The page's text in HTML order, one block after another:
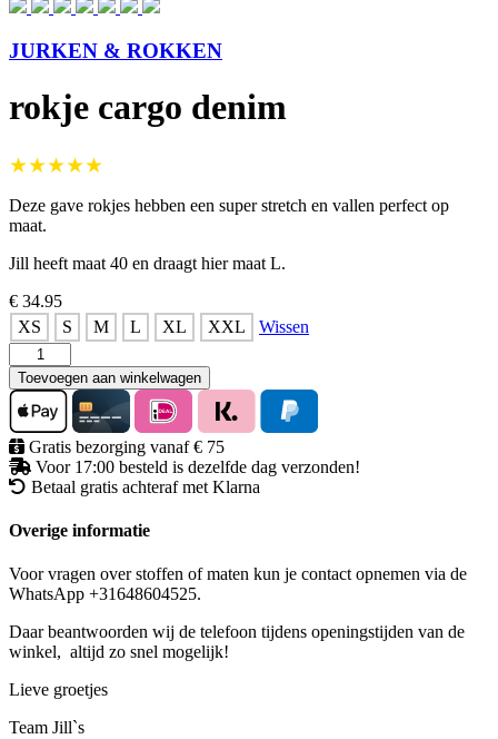
JURKEN & ROKKEN
rokje cargo denim
★★★★★
Deze gave rokjes hebben een super stretch en vallen perfect op
maat.
Jill heeft maat 40 en draagt hier maat L.
€ 34.95
XS
S M L XL XXL
Wissen
rokje
cargo
denim
aantal
Toevoegen aan winkelwagen
Gratis bezorging vanaf € 75
Voor 17:00 besteld is dezelfde dag verzonden!
Betaal gratis achteraf met Klarna
Overige informatie
Voor vragen over stoffen of maten kun je contact opnemen via de
WhatsApp +31648604525.
Daar beantwoorden wij de telefoon tijdens openingstijden van de
winkel, altijd zo snel mogelijk!
Lieve groetjes
Team Jill`s